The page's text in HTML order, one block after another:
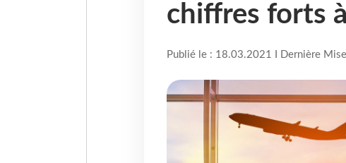
chiffres forts
Publié le : 18.03.2021 I Dernière